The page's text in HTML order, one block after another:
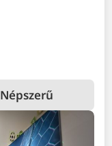
Népszerű